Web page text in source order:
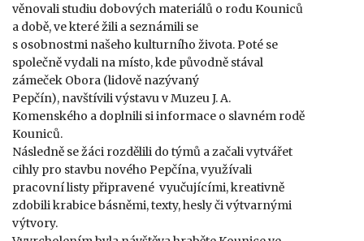
věnovali studiu dobových materiálů o rodu Kouniců
a době, ve které žili a seznámili se
s osobnostmi našeho kulturního života. Poté se
společně vydali na místo, kde původně stával
zámeček Obora (lidově nazývaný
Pepčín), navštívili výstavu v Muzeu J. A.
Komenského a doplnili si informace o slavném rodě
Kouniců.
Následně se žáci rozdělili do týmů a začali vytvářet
cihly pro stavbu nového Pepčína, využívali
pracovní listy připravené vyučujícími, kreativně
zdobili krabice básněmi, texty, hesly či výtvarnými
výtvory.